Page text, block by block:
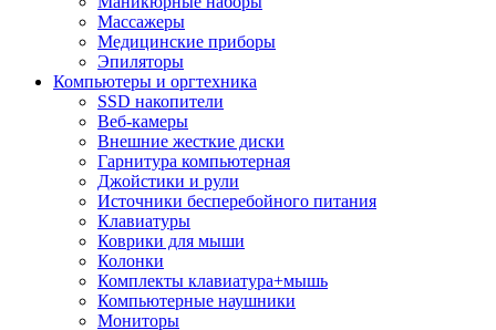
Массажеры
Медицинские приборы
Эпиляторы
Компьютеры и оргтехника
SSD накопители
Веб-камеры
Внешние жесткие диски
Гарнитура компьютерная
Джойстики и рули
Источники бесперебойного питания
Клавиатуры
Коврики для мыши
Колонки
Комплекты клавиатура+мышь
Компьютерные наушники
Мониторы